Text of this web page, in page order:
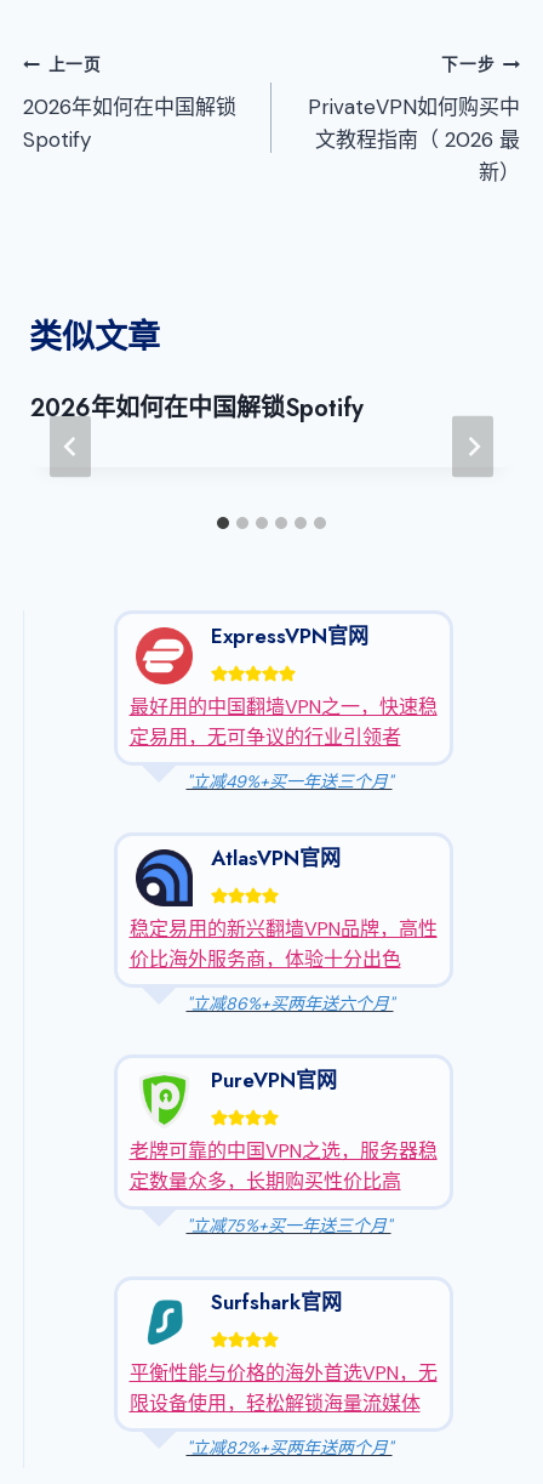
文
章
导
上一页
2026年如何在中国解锁
Spotify
下一步
PrivateVPN如何购买中
文教程指南（ 2026 最
新）
类似文章
2026年如何在中国解锁Spotify
ExpressVPN官网
最好用的中国翻墙VPN之一，快速稳
定易用，无可争议的行业引领者
"立减49%+买一年送三个月"
AtlasVPN官网
稳定易用的新兴翻墙VPN品牌，高性
价比海外服务商，体验十分出色
"立减86%+买两年送六个月"
PureVPN官网
老牌可靠的中国VPN之选，服务器稳
定数量众多，长期购买性价比高
"立减75%+买一年送三个月"
Surfshark官网
平衡性能与价格的海外首选VPN，无
限设备使用，轻松解锁海量流媒体
"立减82%+买两年送两个月"